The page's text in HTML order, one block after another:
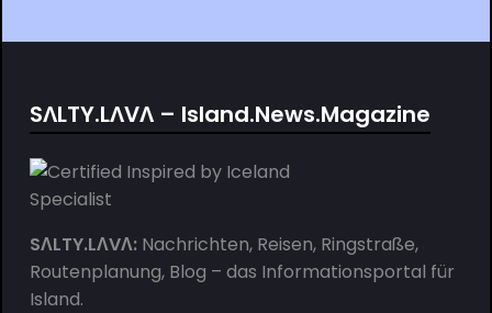
SΛLTY.LΛVΛ – Island.News.Magazine
SΛLTY.LΛVΛ:Nachrichten, Reisen, Ringstraße,
Routenplanung, Blog – das Informationsportal für
Island.